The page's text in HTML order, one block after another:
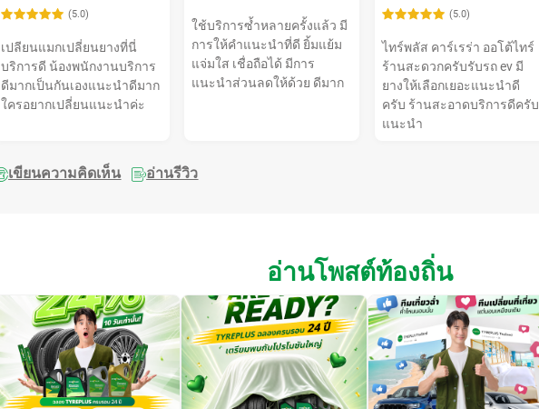
(5.0)
เปลียนแมกเปลี่ยนยางที่นี่
บริการดี น้องพนักงานบริการ
ดีมากเป็นกันเองแนะนำดีมาก
ใครอยากเปลี่ยนแนะนำค่ะ
ใช้บริการซ้ำหลายครั้งแล้ว มี
การให้คำแนะนำที่ดี ยิ้มแย้ม
แจ่มใส เชื่อถือได้ มีการ
แนะนำส่วนลดให้ด้วย ดีมาก
(5.0)
ไทร์พลัส คาร์เรร่า ออโต้ไทร์
ร้านสะดวกครับรับรถ ev มี
ยางให้เลือกเยอะแนะนำดี
ครับ ร้านสะอาดบริการดีครับ
แนะนำ
เขียนความคิดเห็น อ่านรีวิว
อ่านโพสต์ท้องถิ่น